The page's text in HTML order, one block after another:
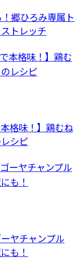
郷ひろみ専属ト
トレッチ
格味！】鶏むね
シピ
ヤチャンプル
も！